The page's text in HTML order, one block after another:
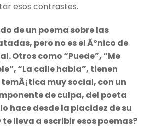
esos contrastes.
de un poema sobre las
pero no es el Ãºnico de
Otros como “Puede”, “Me
“La calle habla”, tienen
muy social, con un
de culpa, del poeta
hace desde la placidez de su
te lleva a escribir esos poemas?